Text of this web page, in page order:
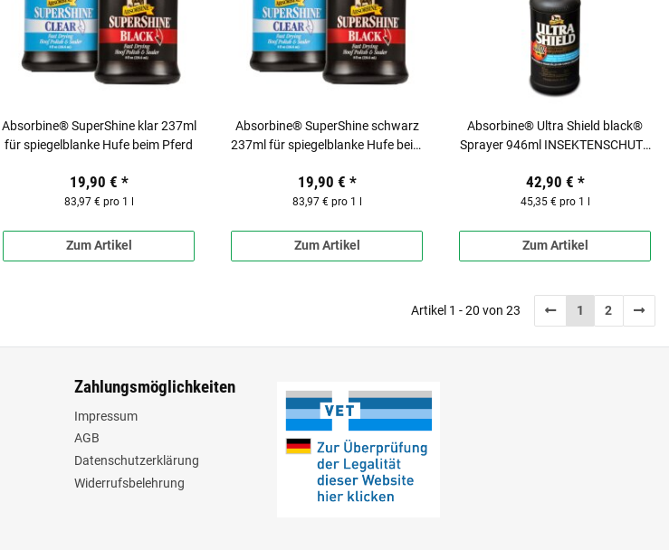
Absorbine® SuperShine klar 237ml
für spiegelblanke Hufe beim Pferd
19,90 € *
83,97 € pro 1 l
Zum Artikel
Absorbine® SuperShine schwarz
237ml für spiegelblanke Hufe beim
19,90 € *
83,97 € pro 1 l
Zum Artikel
Absorbine® Ultra Shield black®
Sprayer 946ml INSEKTENSCHUTZ
42,90 € *
45,35 € pro 1 l
Zum Artikel
Artikel 1 - 20 von 23 1 2
Zahlungsmöglichkeiten
Impressum
AGB
Datenschutzerklärung
Widerrufsbelehrung